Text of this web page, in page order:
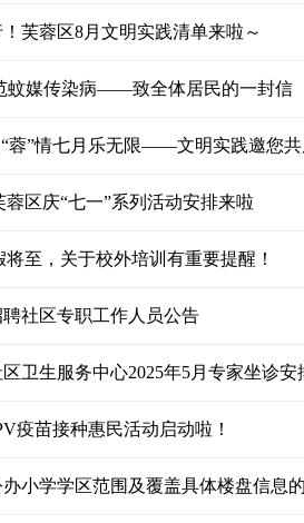
芙蓉区8月文明实践清单来啦～
蚊媒传染病——致全体居民的一封信
“蓉”情七月乐无限——文明实践邀您
区庆“七一”系列活动安排来啦
至，关于校外培训有重要提醒！
社区专职工作人员公告
卫生服务中心2025年5月专家坐诊安
疫苗接种惠民活动启动啦！
小学学区范围及覆盖具体楼盘信息